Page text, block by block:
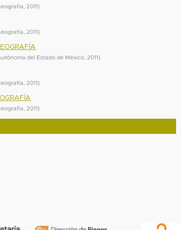
2011)
2011)
del Estado de México 2011)
2011)
2011)